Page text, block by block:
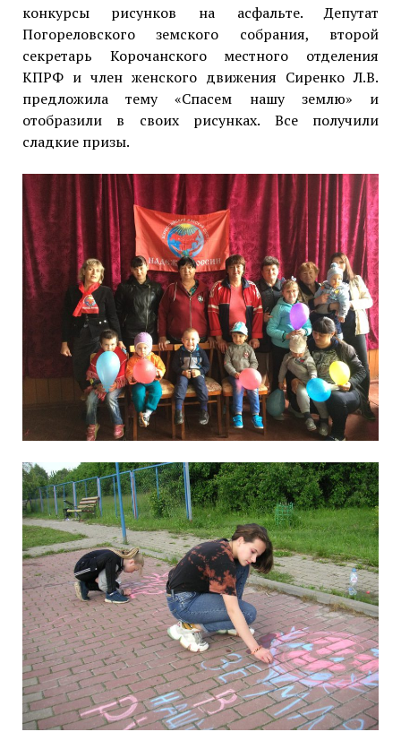
конкурсы рисунков на асфальте. Депутат
Погореловского земского собрания, второй
секретарь Корочанского местного отделения
КПРФ и член женского движения Сиренко Л.В.
предложила тему «Спасем нашу землю» и
отобразили в своих рисунках. Все получили
сладкие призы.